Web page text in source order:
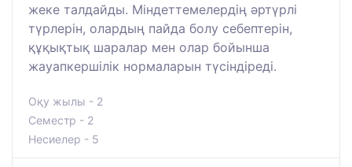
жеке талдайды. Міндеттемелердің әртүрлі
түрлерін, олардың пайда болу себептерін,
құқықтық шаралар мен олар бойынша
жауапкершілік нормаларын түсіндіреді.
Оқу жылы - 2
Семестр - 2
Несиелер - 5